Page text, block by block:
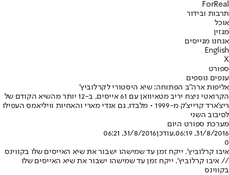
ForReal
תרבות ובידור
אוכל
מגזין
אנחנו מגייסים
English
X
ספורט
ענפים נוספים
אליפות ארה"ב הפתוחה: שיא היסטורי לקרלוביץ'
הקרואטי ניצח יריב מטאיוואן עם 61 אייסים, ב-12 יותר מהשיא הקודם של
ריצ'ארד קרייצ'ק מ-1999 • מלבדו, גם אנדי מארי והאחיות וויליאמס העפילו
לסיבוב השני
מערכת ספורט היום
31/8/2016, 06:19
,עודכן31/8/2016, 06:21
0
איבו קרלוביץ'. ייקח זמן עד שמישהו ישבור את שיא האייסים שלו בקווינס
// איבו קרלוביץ'. ייקח זמן עד שמישהו ישבור את שיא האייסים שלו
בקווינס